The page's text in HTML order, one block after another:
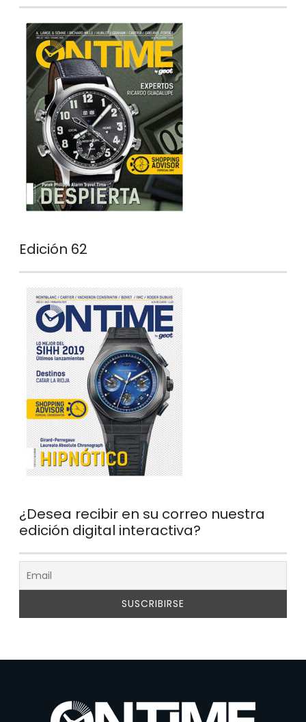
Edición 62
¿Desea recibir en su correo nuestra
edición digital interactiva?